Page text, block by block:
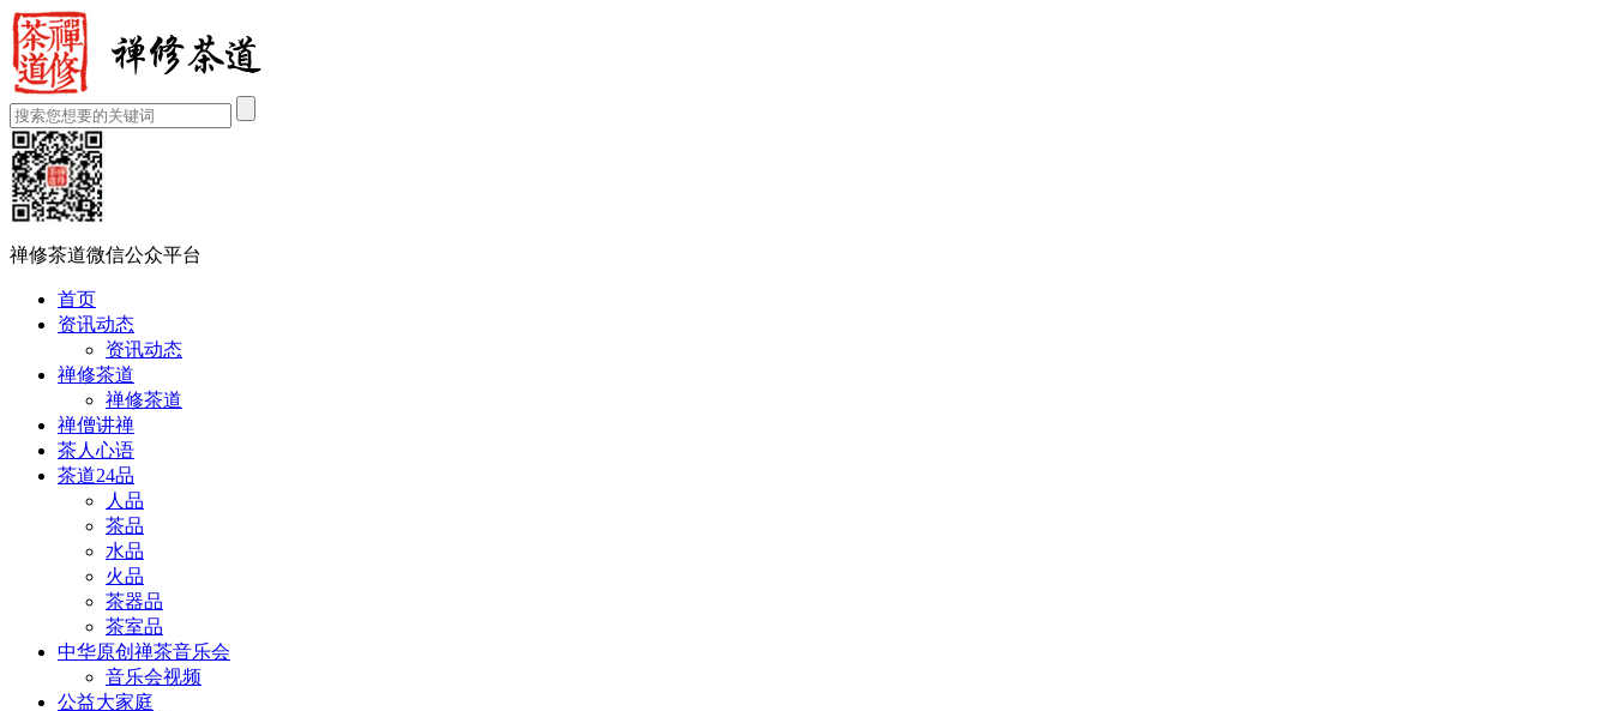
禅修茶道微信公众平台
首页
资讯动态
资讯动态
禅修茶道
禅修茶道
禅僧讲禅
茶人心语
茶道24品
人品
茶品
水品
火品
茶器品
茶室品
中华原创禅茶音乐会
音乐会视频
公益大家庭